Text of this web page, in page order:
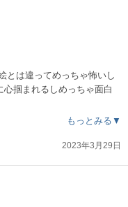
とは違ってめっちゃ怖いし
掴まれるしめっちゃ面白
もっとみる▼
2023年3月29日